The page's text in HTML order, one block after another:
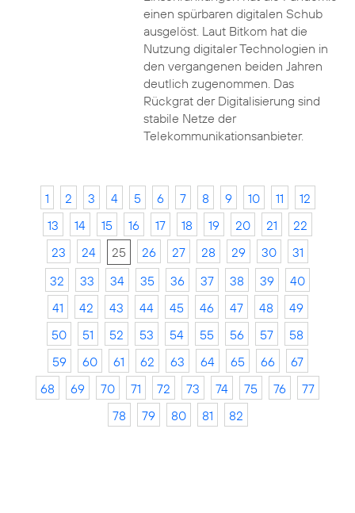
einen spürbaren digitalen Schub
ausgelöst. Laut Bitkom hat die
Nutzung digitaler Technologien in
den vergangenen beiden Jahren
deutlich zugenommen. Das
Rückgrat der Digitalisierung sind
stabile Netze der
Telekommunikationsanbieter.
1 2 3 4 5 6 7 8 9 10 11
12
13
14 15 16 17 18 19 20 21
22
23
24 25 26 27 28 29 30
31
32
33 34 35 36 37 38 39
40
41
42 43 44 45 46 47 48
49
50
51 52 53 54 55 56 57
58
59
60 61 62 63 64 65 66
67
68
69 70 71 72 73 74 75 76
77
78
79 80 81 82